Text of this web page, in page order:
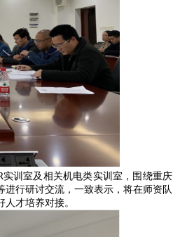
训室及相关机电类实训室，围绕重庆
行研讨交流，一致表示，将在师资队
才培养对接。